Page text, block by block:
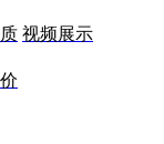
视频展示